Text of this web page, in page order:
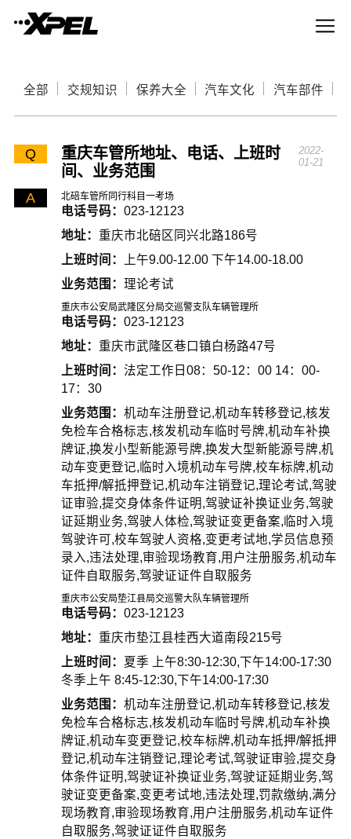
全部 交规知识 保养大全 汽车文化 汽车部件
Q
重庆车管所地址、电话、上班时
间、业务范围
2022-
01-21
A 北碚车管所同行科目一考场
电话号码： 023-12123
地址： 重庆市北碚区同兴北路186号
上班时间：
上午9.00-12.00 下午14.00-18.00
业务范围： 理论考试
重庆市公安局武隆区分局交巡警支队车辆管理所
电话号码： 023-12123
地址： 重庆市武隆区巷口镇白杨路47号
上班时间： 法定工作日08：50-12：00 14：00-
17：30
业务范围： 机动车注册登记,机动车转移登记,核发
免检车合格标志,核发机动车临时号牌,机动车补换
牌证,换发小型新能源号牌,换发大型新能源号牌,机
动车变更登记,临时入境机动车号牌,校车标牌,机动
车抵押/解抵押登记,机动车注销登记,理论考试,驾驶
证审验,提交身体条件证明,驾驶证补换证业务,驾驶
证延期业务,驾驶人体检,驾驶证变更备案,临时入境
驾驶许可,校车驾驶人资格,变更考试地,学员信息预
录入,违法处理,审验现场教育,用户注册服务,机动车
证件自取服务,驾驶证证件自取服务
重庆市公安局垫江县局交巡警大队车辆管理所
电话号码： 023-12123
地址： 重庆市垫江县桂西大道南段215号
上班时间： 夏季 上午8:30-12:30,下午14:00-17:30
冬季上午 8:45-12:30,下午14:00-17:30
业务范围： 机动车注册登记,机动车转移登记,核发
免检车合格标志,核发机动车临时号牌,机动车补换
牌证,机动车变更登记,校车标牌,机动车抵押/解抵押
登记,机动车注销登记,理论考试,驾驶证审验,提交身
体条件证明,驾驶证补换证业务,驾驶证延期业务,驾
驶证变更备案,变更考试地,违法处理,罚款缴纳,满分
现场教育,审验现场教育,用户注册服务,机动车证件
自取服务,驾驶证证件自取服务